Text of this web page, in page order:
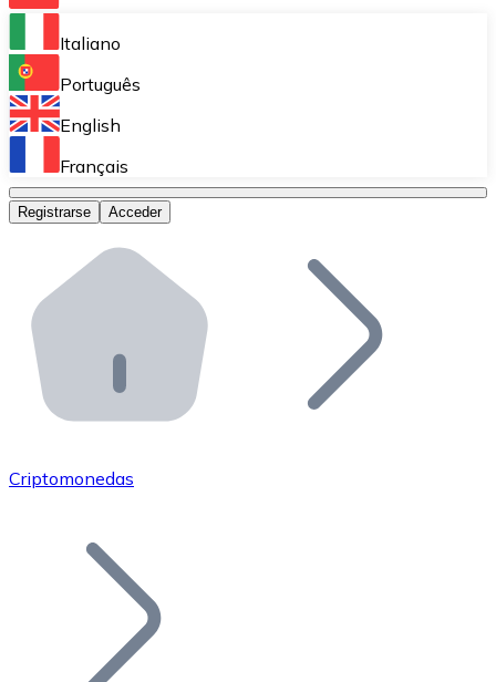
Bitnovo Ramp
Integra nuestra solución en tu plataforma.
Bitnovo Giftcards
Bitnovo OTC
Bitnovo ATM
Integra un ATM Bitnovo en tu negocio y permite que
Bitnovo API
Integra nuestra API en tu ecosistema.
Únete a nuestra red de distribuidores.
Añade tu proyecto a nuestro ecosistema.
Italiano
Português
English
Français
Registrarse Acceder
Criptomonedas